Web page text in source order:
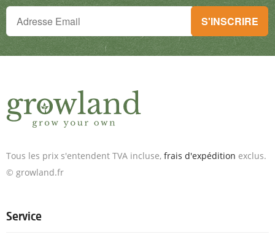
Tu ne peux plus rien manquer !
Inscris-toi à la newsletter & reçois des offres exceptionnelles.
S'INSCRIRE
Tous les prix s'entendent TVA incluse, frais d'expédition exclus.
© growland.fr
Service